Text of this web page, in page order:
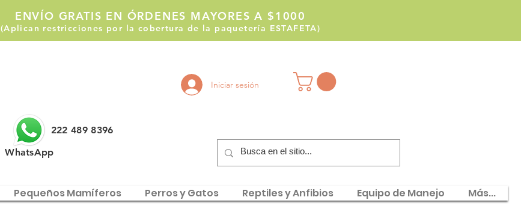
ENVÍO GRATIS EN ÓRDENES MAYORES A $1000
(Aplican restricciones por la cobertura de la paquetería ESTAFETA)
Iniciar sesión
222 489 8396
WhatsApp
Pequeños Mamíferos Perros y Gatos Reptiles y Anfibios Equipo de Manejo Más...